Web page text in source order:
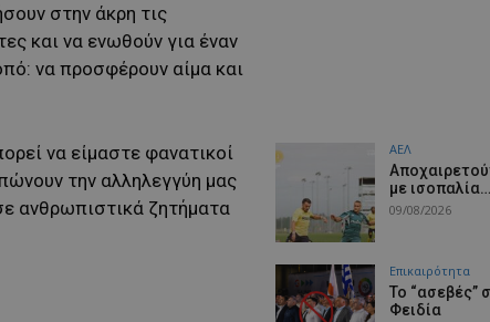
στην άκρη τις
και να ενωθούν για έναν
να προσφέρουν αίμα και
να είμαστε φανατικοί
την αλληλεγγύη μας
ανθρωπιστικά ζητήματα
ΑΕΛ
με ισοπαλία…
09/08/2026
Επικαιρότητα
Το “ασεβές”
Φειδία